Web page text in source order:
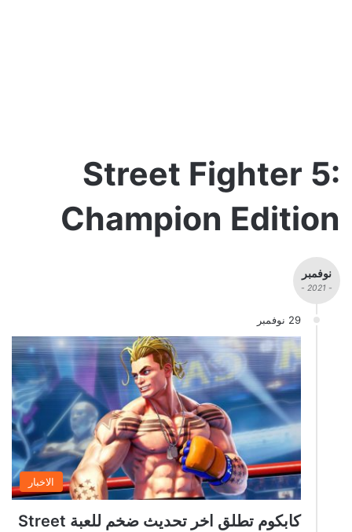
Street Fighter 5:
Champion Edition
نوفمبر
- 2021 -
29 نوفمبر
الاخبار
كابكوم تطلق اخر تحديث ضخم للعبة Street